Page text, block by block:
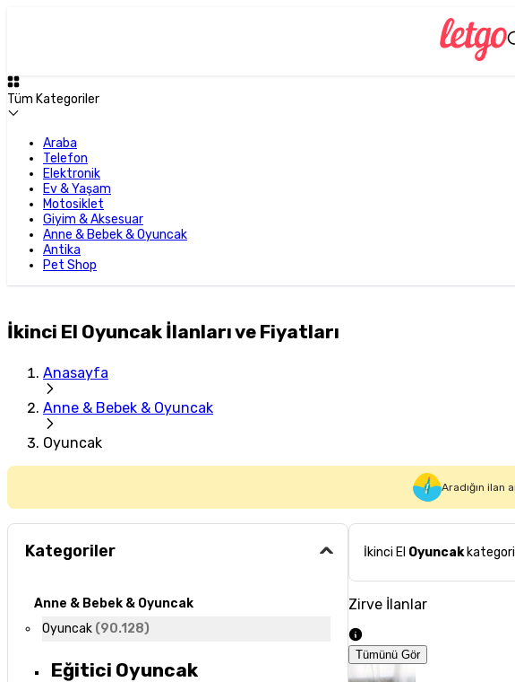
Tüm Kategoriler
Araba
Telefon
Elektronik
Ev & Yaşam
Motosiklet
Giyim & Aksesuar
Anne & Bebek & Oyuncak
Antika
Pet Shop
İkinci El Oyuncak İlanları ve Fiyatları
Anasayfa
Anne & Bebek & Oyuncak
Oyuncak
Aradığın ilan
Kategoriler
Anne & Bebek & Oyuncak
Oyuncak (90.128)
Eğitici Oyuncak
İkinci El Oyuncak
Zirve İlanlar
Tümünü Gör